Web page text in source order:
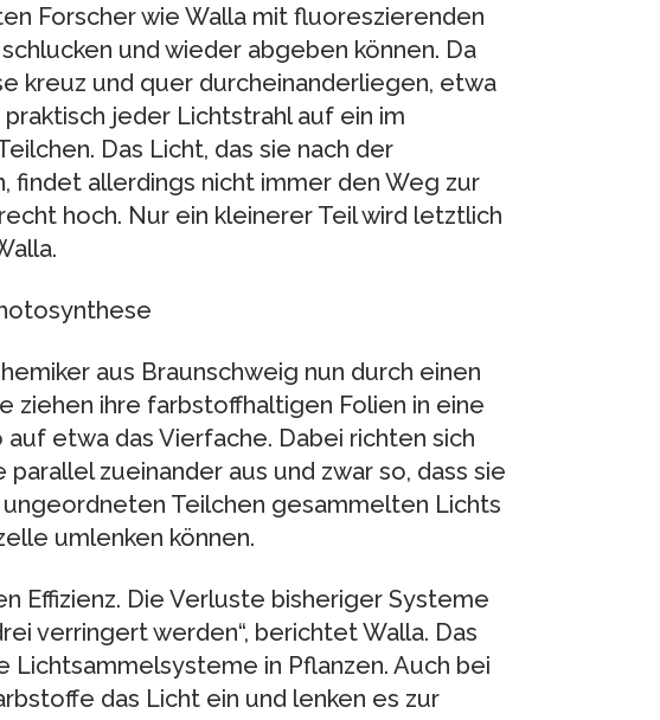
Forscher wie Walla mit fluoreszierenden
und wieder abgeben können. Da
kreuz und quer durcheinanderliegen, etwa
jeder Lichtstrahl auf ein im
Das Licht, das sie nach der
findet allerdings nicht immer den Weg zur
hoch. Nur ein kleinerer Teil wird letztlich
aus Braunschweig nun durch einen
ziehen ihre farbstoffhaltigen Folien in eine
etwa das Vierfache. Dabei richten sich
zueinander aus und zwar so, dass sie
Teilchen gesammelten Lichts
umlenken können.
Effizienz. Die Verluste bisheriger Systeme
verringert werden“, berichtet Walla. Das
Lichtsammelsysteme in Pflanzen. Auch bei
das Licht ein und lenken es zur